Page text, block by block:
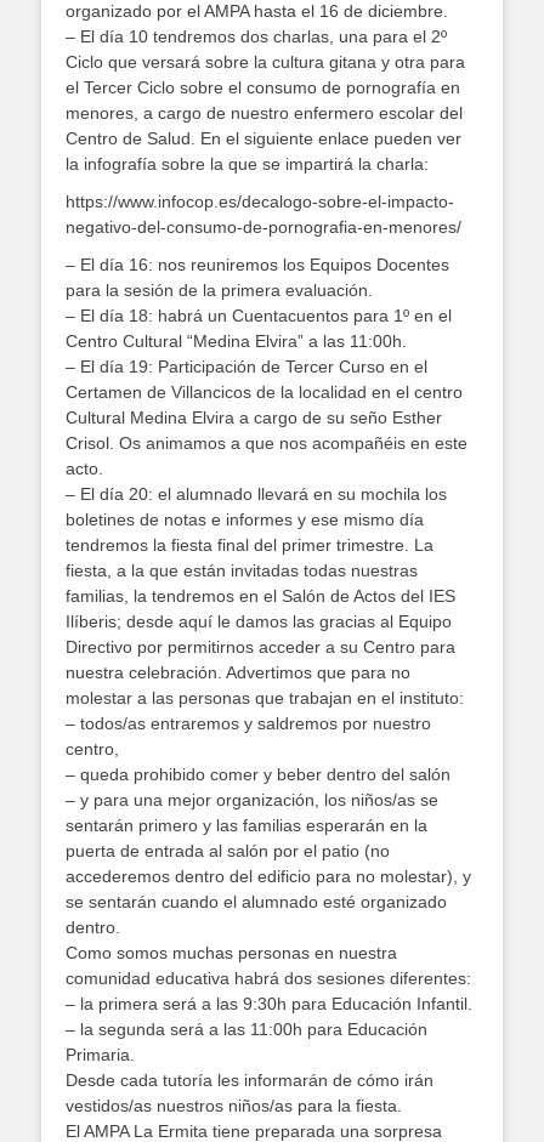
organizado por el AMPA hasta el 16 de diciembre.
– El día 10 tendremos dos charlas, una para el 2º
Ciclo que versará sobre la cultura gitana y otra para
el Tercer Ciclo sobre el consumo de pornografía en
menores, a cargo de nuestro enfermero escolar del
Centro de Salud. En el siguiente enlace pueden ver
la infografía sobre la que se impartirá la charla:
https://www.infocop.es/decalogo-sobre-el-impacto-
negativo-del-consumo-de-pornografia-en-menores/
– El día 16: nos reuniremos los Equipos Docentes
para la sesión de la primera evaluación.
– El día 18: habrá un Cuentacuentos para 1º en el
Centro Cultural “Medina Elvira” a las 11:00h.
– El día 19: Participación de Tercer Curso en el
Certamen de Villancicos de la localidad en el centro
Cultural Medina Elvira a cargo de su seño Esther
Crisol. Os animamos a que nos acompañéis en este
acto.
– El día 20: el alumnado llevará en su mochila los
boletines de notas e informes y ese mismo día
tendremos la fiesta final del primer trimestre. La
fiesta, a la que están invitadas todas nuestras
familias, la tendremos en el Salón de Actos del IES
Ilíberis; desde aquí le damos las gracias al Equipo
Directivo por permitirnos acceder a su Centro para
nuestra celebración. Advertimos que para no
molestar a las personas que trabajan en el instituto:
– todos/as entraremos y saldremos por nuestro
centro,
– queda prohibido comer y beber dentro del salón
– y para una mejor organización, los niños/as se
sentarán primero y las familias esperarán en la
puerta de entrada al salón por el patio (no
accederemos dentro del edificio para no molestar), y
se sentarán cuando el alumnado esté organizado
dentro.
Como somos muchas personas en nuestra
comunidad educativa habrá dos sesiones diferentes:
– la primera será a las 9:30h para Educación Infantil.
– la segunda será a las 11:00h para Educación
Primaria.
Desde cada tutoría les informarán de cómo irán
vestidos/as nuestros niños/as para la fiesta.
El AMPA La Ermita tiene preparada una sorpresa